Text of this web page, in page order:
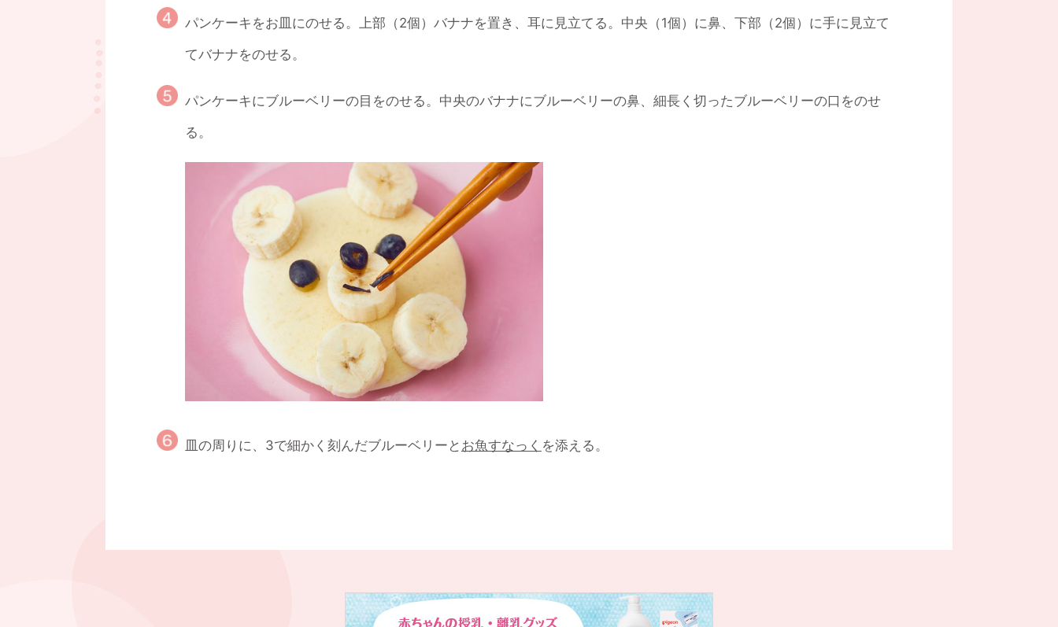
パンケーキをお皿にのせる。上部（2個）バナナを置き、耳に見立てる。中央（1個）に鼻、下部（2個）に手に見立て
てバナナをのせる。
パンケーキにブルーベリーの目をのせる。中央のバナナにブルーベリーの鼻、細長く切ったブルーベリーの口をのせ
る。
皿の周りに、3で細かく刻んだブルーベリーと お魚すなっく を添える。